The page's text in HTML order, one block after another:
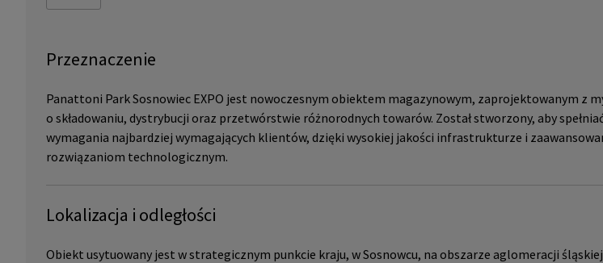
Przeznaczenie
Panattoni Park Sosnowiec EXPO jest nowoczesnym obiektem magazynowym, zaprojektowanym z
o składowaniu, dystrybucji oraz przetwórstwie różnorodnych towarów. Został stworzony, aby
wymagania najbardziej wymagających klientów, dzięki wysokiej jakości infrastrukturze i
rozwiązaniom technologicznym.
Lokalizacja i odległości
Obiekt usytuowany jest w strategicznym punkcie kraju, w Sosnowcu, na obszarze aglomeracji